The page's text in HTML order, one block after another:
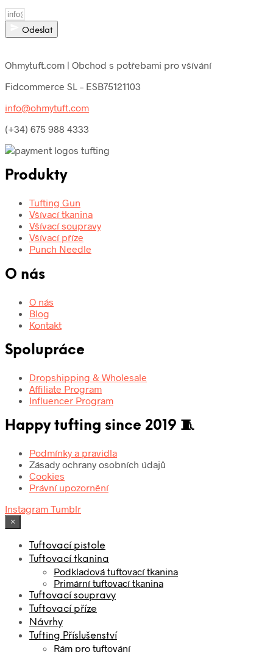
Odeslat
Ohmytuft.com | Obchod s potřebami pro všívání
Fidcommerce SL – ESB75121103
info@ohmytuft.com
(+34) 675 988 4333
Produkty
Tufting Gun
Všívací tkanina
Všívací soupravy
Všívací příze
Punch Needle
O nás
O nás
Blog
Kontakt
Spolupráce
Dropshipping & Wholesale
Affiliate Program
Influencer Program
Happy tufting since 2019 🧵
Podmínky a pravidla
Zásady ochrany osobních údajů
Cookies
Právní upozornění
Instagram Tumblr
×
Tuftovací pistole
Tuftovací tkanina
Podkladová tuftovací tkanina
Primární tuftovací tkanina
Tuftovací soupravy
Tuftovací příze
Návrhy
Tufting Příslušenství
Rám pro tuftování